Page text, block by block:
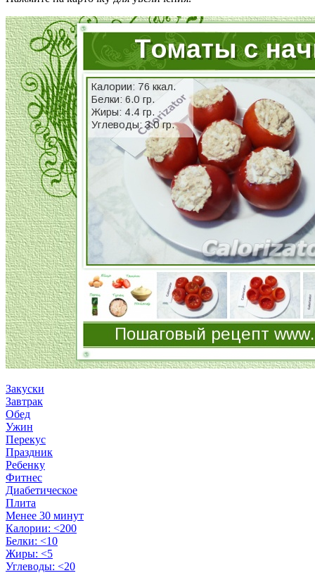
Закуски
Завтрак
Обед
Ужин
Перекус
Праздник
Ребенку
Фитнес
Диабетическое
Плита
Менее 30 минут
Калории: <200
Белки: <10
Жиры: <5
Углеводы: <20